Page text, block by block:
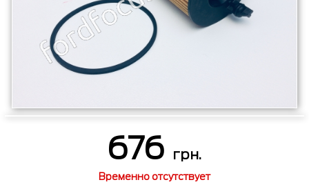
676 грн.
Временно отсутствует